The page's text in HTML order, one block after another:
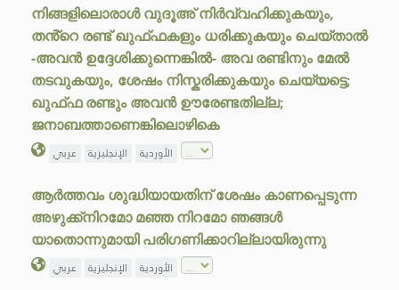
നിങ്ങളിലൊരാൾ വുദൂഅ് നിർവ്വഹിക്കുകയും,
തൻ്റെ രണ്ട് ഖുഫ്ഫകളും ധരിക്കുകയും ചെയ്താൽ
-അവൻ ഉദ്ദേശിക്കുന്നെങ്കിൽ- അവ രണ്ടിനും മേൽ
തടവുകയും, ശേഷം നിസ്കരിക്കുകയും ചെയ്യട്ടെ;
ഖുഫ്ഫ രണ്ടും അവൻ ഊരേണ്ടതില്ല;
ജനാബത്താണെങ്കിലൊഴികെ
عربي الإنجليزية الأوردية
ആർത്തവം ശുദ്ധിയായതിന് ശേഷം കാണപ്പെടുന്ന
അഴുക്ക്നിറമോ മഞ്ഞ നിറമോ ഞങ്ങൾ
യാതൊന്നുമായി പരിഗണിക്കാറില്ലായിരുന്നു
عربي الإنجليزية الأوردية